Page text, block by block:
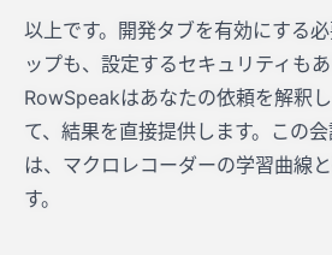
以上です。開発タブを有効にする
ップも、設定するセキュリティもあ
RowSpeakはあなたの依頼を解釈
て、結果を直接提供します。この
は、マクロレコーダーの学習曲線
す。